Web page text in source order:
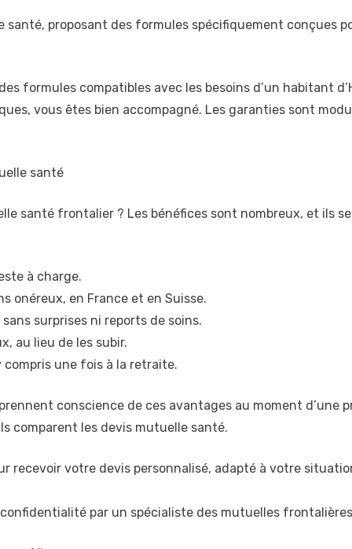
proposant des formules spécifiquement conçues
formules compatibles avec les besoins d’un habitant
vous êtes bien accompagné. Les garanties sont
santé
santé frontalier ? Les bénéfices sont nombreux, et ils
à charge.
onéreux, en France et en Suisse.
surprises ni reports de soins.
au lieu de les subir.
compris une fois à la retraite.
conscience de ces avantages au moment d’une
comparent les devis mutuelle santé.
recevoir votre devis personnalisé, adapté à votre
par un spécialiste des mutuelles